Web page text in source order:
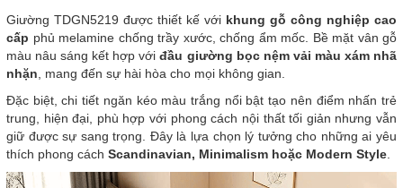
Giường TDGN5219 được thiết kế với khung gỗ công nghiệp cao
cấp phủ melamine chống trầy xước, chống ẩm mốc. Bề mặt vân gỗ
màu nâu sáng kết hợp vớiđầu giường bọc nệm vải màu xám nhã
nhặn , mang đến sự hài hòa cho mọi không gian.
Đặc biệt, chi tiết ngăn kéo màu trắng nổi bật tạo nên điểm nhấn trẻ
trung, hiện đại, phù hợp với phong cách nội thất tối giản nhưng vẫn
giữ được sự sang trọng. Đây là lựa chọn lý tưởng cho những ai yêu
thích phong cách Scandinavian, Minimalism hoặc Modern Style